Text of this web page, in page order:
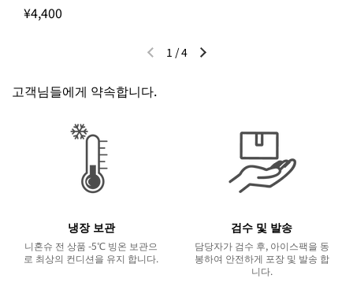
¥4,400
이전 슬라이드다음 슬라이드
1 /4
고객님들에게 약속합니다.
냉장 보관
니혼슈 전 상품 -5℃ 빙온 보관으
로 최상의 컨디션을 유지 합니다.
검수 및 발송
담당자가 검수 후, 아이스팩을 동
봉하여 안전하게 포장 및 발송 합
니다.